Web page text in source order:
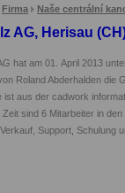
Firma Naše centrální
AG, Herisau
hat am 01. April 2013
Roland Abderhalden die
aus der cadwork
sind 6 Mitarbeiter in den
Support, Schulung